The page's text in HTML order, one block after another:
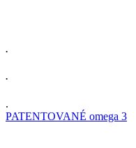
.
.
.
PATENTOVANÉ omega 3